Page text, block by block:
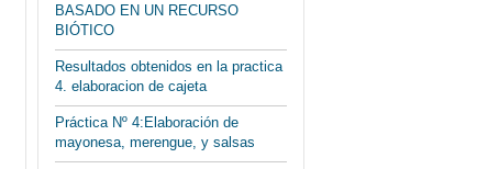
BASADO EN UN RECURSO
BIÓTICO
Resultados obtenidos en la practica
4. elaboracion de cajeta
Práctica Nº 4:Elaboración de
mayonesa, merengue, y salsas